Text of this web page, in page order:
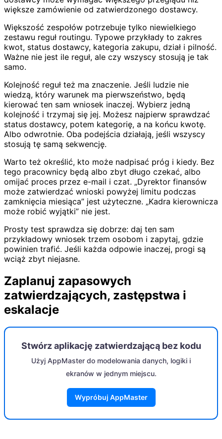
większe zamówienie od zatwierdzonego dostawcy.
Większość zespołów potrzebuje tylko niewielkiego
zestawu reguł routingu. Typowe przykłady to zakres
kwot, status dostawcy, kategoria zakupu, dział i pilność.
Ważne nie jest ile reguł, ale czy wszyscy stosują je tak
samo.
Kolejność reguł też ma znaczenie. Jeśli ludzie nie
wiedzą, który warunek ma pierwszeństwo, będą
kierować ten sam wniosek inaczej. Wybierz jedną
kolejność i trzymaj się jej. Możesz najpierw sprawdzać
status dostawcy, potem kategorię, a na końcu kwotę.
Albo odwrotnie. Oba podejścia działają, jeśli wszyscy
stosują tę samą sekwencję.
Warto też określić, kto może nadpisać próg i kiedy. Bez
tego pracownicy będą albo zbyt długo czekać, albo
omijać proces przez e-mail i czat. „Dyrektor finansów
może zatwierdzać wnioski powyżej limitu podczas
zamknięcia miesiąca” jest użyteczne. „Kadra kierownicza
może robić wyjątki” nie jest.
Prosty test sprawdza się dobrze: daj ten sam
przykładowy wniosek trzem osobom i zapytaj, gdzie
powinien trafić. Jeśli każda odpowie inaczej, progi są
wciąż zbyt niejasne.
Zaplanuj zapasowych
zatwierdzających, zastępstwa i
eskalacje
Stwórz aplikację zatwierdzającą bez kodu
Użyj AppMaster do modelowania danych, logiki i
ekranów w jednym miejscu.
Wypróbuj AppMaster